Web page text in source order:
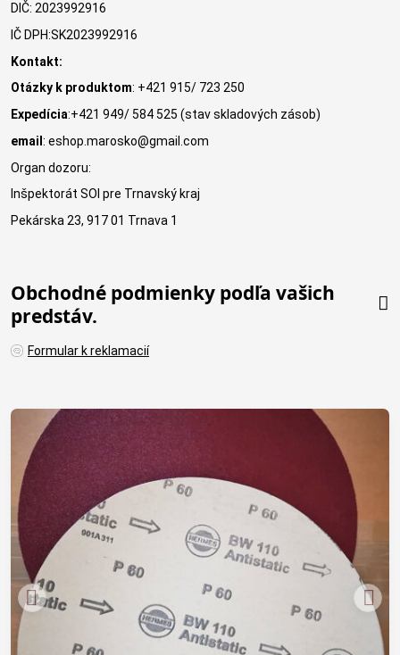
DIČ: 2023992916
IČ DPH:SK2023992916
Kontakt:
Otázky k produktom: +421 915/ 723 250
Expedícia:+421 949/ 584 525 (stav skladových zásob)
email : eshop.marosko@gmail.com
Organ dozoru:
Inšpektorát SOI pre Trnavský kraj
Pekárska 23, 917 01 Trnava 1
Obchodné podmienky podľa vašich
predstáv.
Formular k reklamacií